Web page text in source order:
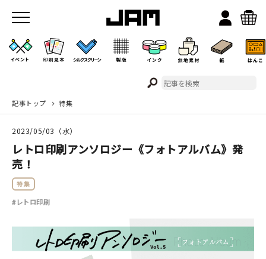
JAMのこと
お店/ワークスペース
イベント
記事トップ 特集
2023/05/03（水）
レトロ印刷アンソロジー《フォトアルバム》発
売！
特集
#レトロ印刷